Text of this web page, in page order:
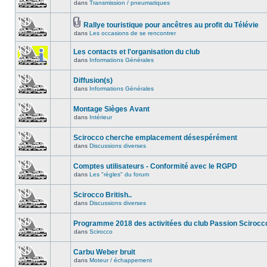
dans Transmission / pneumatiques
Rallye touristique pour ancêtres au profit du Télévie
dans Les occasions de se rencontrer
Les contacts et l'organisation du club
dans Informations Générales
Diffusion(s)
dans Informations Générales
Montage Sièges Avant
dans Intérieur
Scirocco cherche emplacement désespérément
dans Discussions diverses
Comptes utilisateurs - Conformité avec le RGPD
dans Les "règles" du forum
Scirocco British..
dans Discussions diverses
Programme 2018 des activitées du club Passion
dans Scirocco
Carbu Weber bruit
dans Moteur / échappement